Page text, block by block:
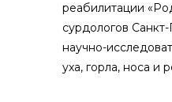
реабилитации
сурдологов
научно-
уха, горла, носа и